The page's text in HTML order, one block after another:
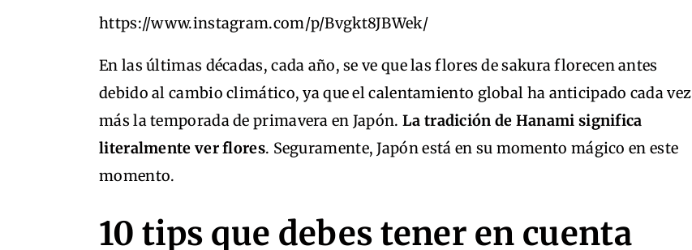
https://www.instagram.com/p/Bvgkt8JBWek/
En las últimas décadas, cada año, se ve que las flores de sakura florecen antes
debido al cambio climático, ya que el calentamiento global ha anticipado cada vez
más la temporada de primavera en Japón. La tradición de Hanami significa
literalmente ver flores. Seguramente, Japón está en su momento mágico en este
momento.
10 tips que debes tener en cuenta